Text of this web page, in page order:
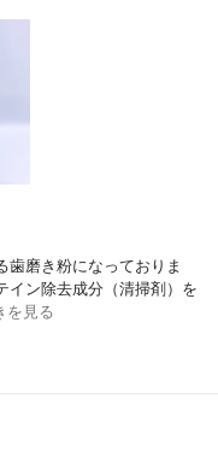
歯磨き粉になっておりま
イン除去成分（清掃剤）を
を見る